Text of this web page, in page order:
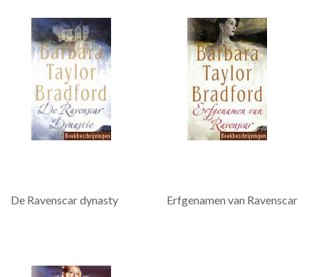
De Ravenscar dynasty Erfgenamen van Ravenscar